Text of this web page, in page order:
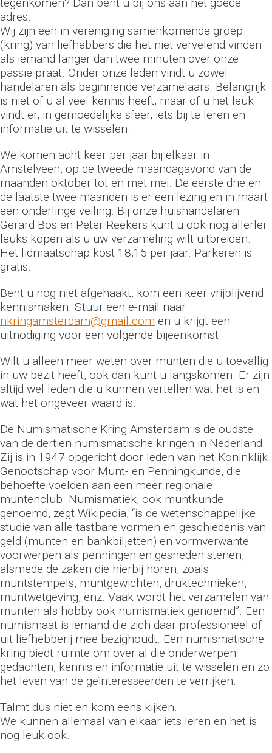
adres.
Wij zijn een in vereniging samenkomende groep
(kring) van liefhebbers die het niet vervelend vinden
als iemand langer dan twee minuten over onze
passie praat. Onder onze leden vindt u zowel
handelaren als beginnende verzamelaars. Belangrijk
is niet of u al veel kennis heeft, maar of u het leuk
vindt er, in gemoedelijke sfeer, iets bij te leren en
informatie uit te wisselen.
We komen acht keer per jaar bij elkaar in
Amstelveen, op de tweede maandagavond van de
maanden oktober tot en met mei. De eerste drie en
de laatste twee maanden is er een lezing en in maart
een onderlinge veiling. Bij onze huishandelaren
Gerard Bos en Peter Reekers kunt u ook nog allerlei
leuks kopen als u uw verzameling wilt uitbreiden.
Het lidmaatschap kost 18,15 per jaar. Parkeren is
gratis.
Bent u nog niet afgehaakt, kom een keer vrijblijvend
kennismaken. Stuur een e-mail naar
nkringamsterdam@gmail.com en u krijgt een
uitnodiging voor een volgende bijeenkomst.
Wilt u alleen meer weten over munten die u toevallig
in uw bezit heeft, ook dan kunt u langskomen. Er zijn
altijd wel leden die u kunnen vertellen wat het is en
wat het ongeveer waard is.
De Numismatische Kring Amsterdam is de oudste
van de dertien numismatische kringen in Nederland.
Zij is in 1947 opgericht door leden van het Koninklijk
Genootschap voor Munt- en Penningkunde, die
behoefte voelden aan een meer regionale
muntenclub. Numismatiek, ook muntkunde
genoemd, zegt Wikipedia, “is de wetenschappelijke
studie van alle tastbare vormen en geschiedenis van
geld (munten en bankbiljetten) en vormverwante
voorwerpen als penningen en gesneden stenen,
alsmede de zaken die hierbij horen, zoals
muntstempels, muntgewichten, druktechnieken,
muntwetgeving, enz. Vaak wordt het verzamelen van
munten als hobby ook numismatiek genoemd”. Een
numismaat is iemand die zich daar professioneel of
uit liefhebberij mee bezighoudt. Een numismatische
kring biedt ruimte om over al die onderwerpen
gedachten, kennis en informatie uit te wisselen en zo
het leven van de geïnteresseerden te verrijken.
Talmt dus niet en kom eens kijken.
We kunnen allemaal van elkaar iets leren en het is
nog leuk ook.